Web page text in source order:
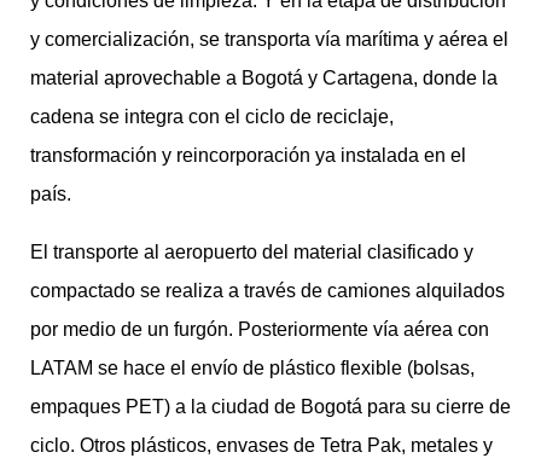
y comercialización, se transporta vía marítima y aérea el
material aprovechable a Bogotá y Cartagena, donde la
cadena se integra con el ciclo de reciclaje,
transformación y reincorporación ya instalada en el
país.
El transporte al aeropuerto del material clasificado y
compactado se realiza a través de camiones alquilados
por medio de un furgón. Posteriormente vía aérea con
LATAM se hace el envío de plástico flexible (bolsas,
empaques PET) a la ciudad de Bogotá para su cierre de
ciclo. Otros plásticos, envases de Tetra Pak, metales y